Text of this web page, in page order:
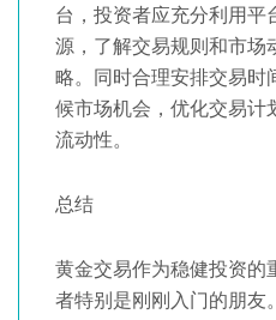
台，投资者应充分利用平
源，了解交易规则和市场
略。同时合理安排交易时
候市场机会，优化交易计
流动性。
总结
黄金交易作为稳健投资的
者特别是刚刚入门的朋友